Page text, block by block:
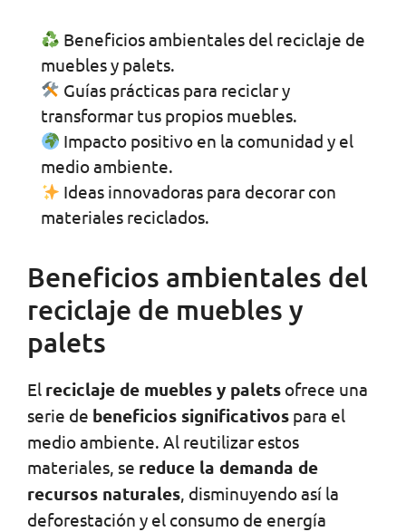
Beneficios ambientales del reciclaje de
muebles y palets.
Guías prácticas para reciclar y
transformar tus propios muebles.
Impacto positivo en la comunidad y el
medio ambiente.
Ideas innovadoras para decorar con
materiales reciclados.
Beneficios ambientales del
reciclaje de muebles y
palets
El reciclaje de muebles y palets ofrece una
serie de beneficios significativos para el
medio ambiente. Al reutilizar estos
materiales, se reduce la demanda de
recursos naturales, disminuyendo así la
deforestación y el consumo de energía